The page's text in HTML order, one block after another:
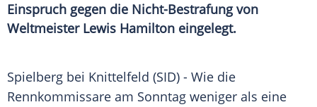
Einspruch gegen die Nicht-Bestrafung von
Weltmeister Lewis Hamilton eingelegt.
Spielberg bei Knittelfeld (SID) - Wie die
Rennkommissare am Sonntag weniger als eine